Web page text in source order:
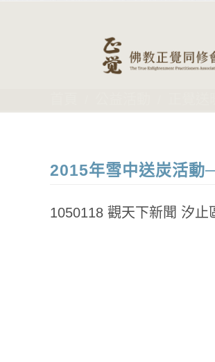
2015年雪中送炭活動
1050118 觀天下新聞 汐